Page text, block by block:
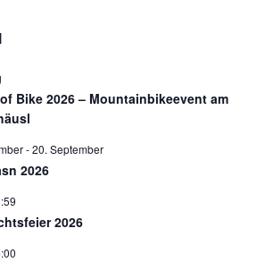
Bike 2026 – Mountainbikeevent am
-20. September
2026
2026